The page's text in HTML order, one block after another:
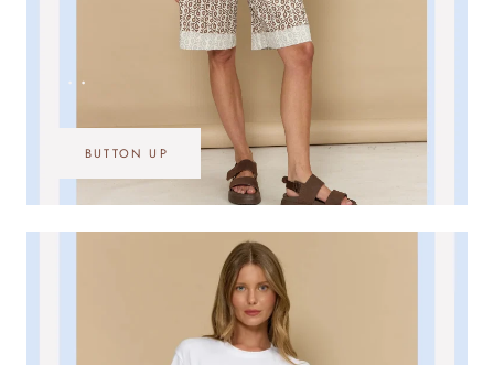
•••
BUTTON UP